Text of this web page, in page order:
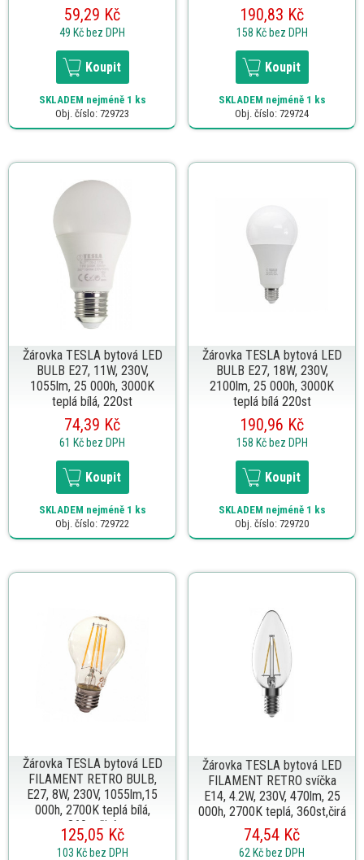
59,29 Kč
49 Kč bez DPH
Koupit
SKLADEM nejméně 1 ks
Obj. číslo: 729723
190,83 Kč
158 Kč bez DPH
Koupit
SKLADEM nejméně 1 ks
Obj. číslo: 729724
Žárovka TESLA bytová LED
BULB E27, 11W, 230V,
1055lm, 25 000h, 3000K
teplá bílá, 220st
74,39 Kč
61 Kč bez DPH
Koupit
SKLADEM nejméně 1 ks
Obj. číslo: 729722
Žárovka TESLA bytová LED
BULB E27, 18W, 230V,
2100lm, 25 000h, 3000K
teplá bílá 220st
190,96 Kč
158 Kč bez DPH
Koupit
SKLADEM nejméně 1 ks
Obj. číslo: 729720
Žárovka TESLA bytová LED
FILAMENT RETRO BULB,
E27, 8W, 230V, 1055lm,15
000h, 2700K teplá bílá,
360st,čirá
125,05 Kč
103 Kč bez DPH
Žárovka TESLA bytová LED
FILAMENT RETRO svíčka
E14, 4.2W, 230V, 470lm, 25
000h, 2700K teplá, 360st,čirá
74,54 Kč
62 Kč bez DPH